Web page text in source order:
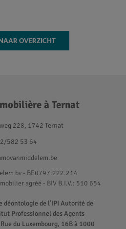
OVERZICHT
à Ternat
228, 1742 Ternat
582 53 64
bv - BE0797.222.214
agréé - BIV B.I.V.: 510 654
déontologie de l’IPI Autorité de
Professionnel des Agents
du Luxembourg, 16B à 1000